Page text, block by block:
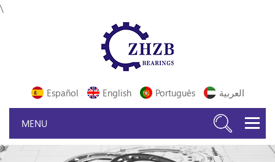
\
Español English Português العربية